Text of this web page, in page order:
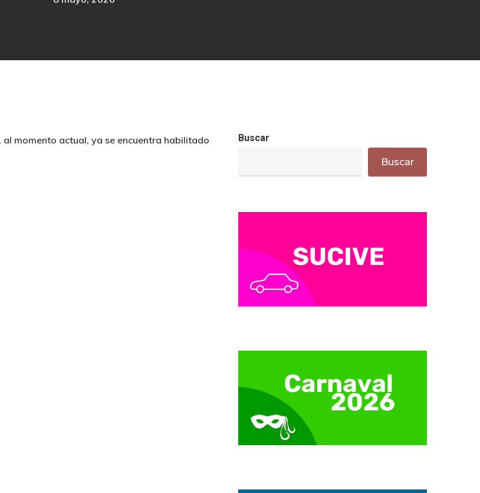
momento actual, ya se encuentra habilitado
Buscar
Buscar